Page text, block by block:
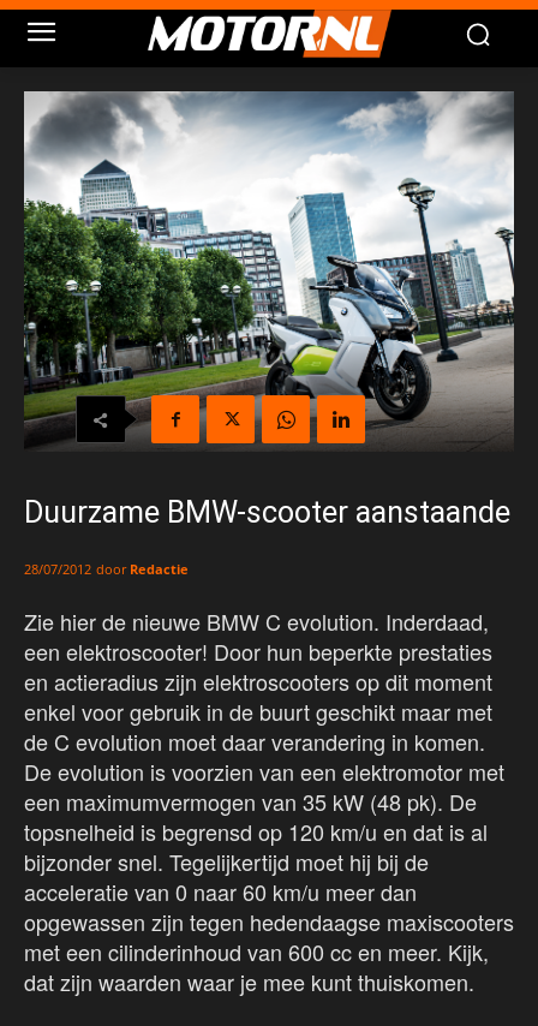
Duurzame BMW-scooter aanstaande
28/07/2012 door Redactie
Zie hier de nieuwe BMW C evolution. Inderdaad,
een elektroscooter! Door hun beperkte prestaties
en actieradius zijn elektroscooters op dit moment
enkel voor gebruik in de buurt geschikt maar met
de C evolution moet daar verandering in komen.
De evolution is voorzien van een elektromotor met
een maximumvermogen van 35 kW (48 pk). De
topsnelheid is begrensd op 120 km/u en dat is al
bijzonder snel. Tegelijkertijd moet hij bij de
acceleratie van 0 naar 60 km/u meer dan
opgewassen zijn tegen hedendaagse maxiscooters
met een cilinderinhoud van 600 cc en meer. Kijk,
dat zijn waarden waar je mee kunt thuiskomen.